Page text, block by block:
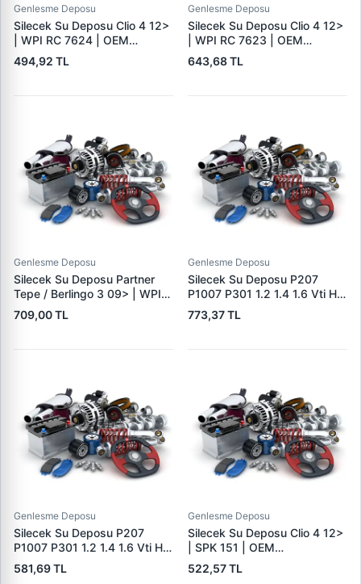
Genlesme Deposu
Silecek Su Deposu Clio 4 12>
| WPI RC 7624 | OEM
289104294 R 289107623R
494,92 TL
Genlesme Deposu
Silecek Su Deposu Clio 4 12>
| WPI RC 7623 | OEM
289104294 R 289107623R
643,68 TL
Genlesme Deposu
Silecek Su Deposu Partner
Tepe / Berlingo 3 09> | WPI
PB 321 | OEM 6431.N9
709,00 TL
Genlesme Deposu
Silecek Su Deposu P207
P1007 P301 1.2 1.4 1.6 Vti Hdi
Puretech 05> C-Elysee 1.2
1.6 Vti Hdi Puretech 13> |
9817425180
773,37 TL
Genlesme Deposu
Silecek Su Deposu P207
P1007 P301 1.2 1.4 1.6 Vti Hdi
Puretech 05> C-Elysee 1.2
1.6 Vti Hdi Puretech 13> |
581,69 TL
Genlesme Deposu
Silecek Su Deposu Clio 4 12>
| SPK 151 | OEM
289104294R 289107623R
522,57 TL